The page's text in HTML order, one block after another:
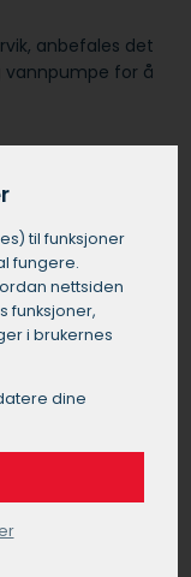
anbefales det
for å
til alvorlige
kan
merke,
du forvente
for et
og
i
delen av
til funksjoner
fungere.
nettsiden
funksjoner,
i brukernes
dine